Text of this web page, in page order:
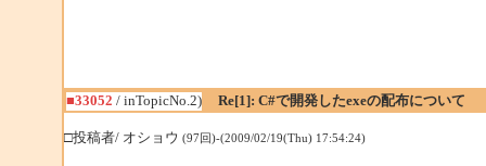
■33052 / inTopicNo.2) Re[1]: C#で開発したexeの配布について
□投稿者/ オショウ (97回)-(2009/02/19(Thu) 17:54:24)